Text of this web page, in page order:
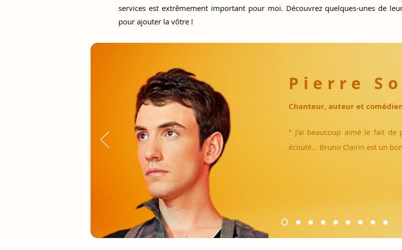
services est extrêmement important pour moi. Découvrez quelques-unes de
pour ajouter la vôtre !
Ensemble, faites la différence... Pierre
Chanteur, auteur et
" J'ai beaucoup aimé le fait
écouté... Bruno Clairin est un